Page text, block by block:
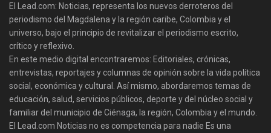
El Lead.com: Noticias, representa los nuevos derroteros del
periodismo del Magdalena y la región caribe, Colombia y el
universo, bajo el principio de revitalizar el periodismo escrito,
crítico y reflexivo.
En este medio digital encontraremos: Editoriales, crónicas,
entrevistas, reportajes y columnas de opinión sobre la vida política
social, económica y cultural. Así mismo, abordaremos temas de
educación, salud, servicios públicos, deporte y del núcleo social y
familiar del municipio de Ciénaga, la región, Colombia y el mundo.
El Lead.com Noticias no es competencia para nadie Es una